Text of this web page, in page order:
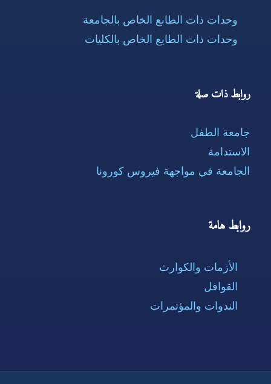
وحدات ذات الطابع الخاص بالجامعة
وحدات ذات الطابع الخاص بالكليات
روابط ذات صلة
جامعة الطفل
الاستدامة
الجامعة في مواجهة فيروس كورونا
روابط هامة
الأزمات والكوارث
القوافل
الندوات والمؤتمرات